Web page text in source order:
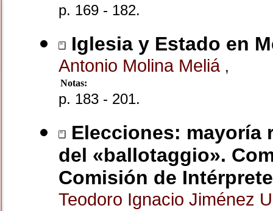
p. 169 - 182.
Iglesia y Estado en
Antonio Molina Meliá ,
Notas:
p. 183 - 201.
Elecciones: mayoría
del «ballotaggio».
Comisión de
Teodoro Ignacio Jiménez